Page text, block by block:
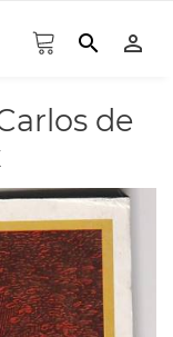
search person_outline
de